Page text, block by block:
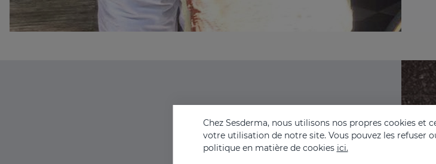
Chez Sesderma, nous utilisons nos propres cookies et
votre utilisation de notre site. Vous pouvez les refuser
politique en matière de cookies ici.